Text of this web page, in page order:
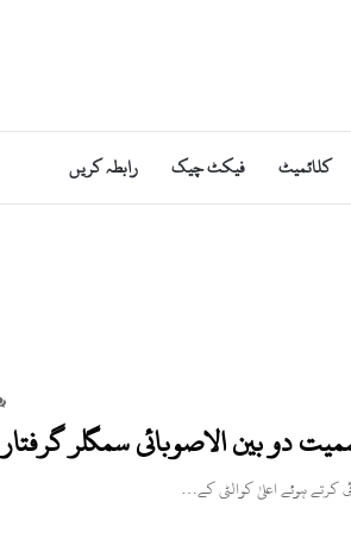
کلائمیٹ فیکٹ چیک رابطہ کریں
دو بین الاصوبائی سمگلر گرفتار